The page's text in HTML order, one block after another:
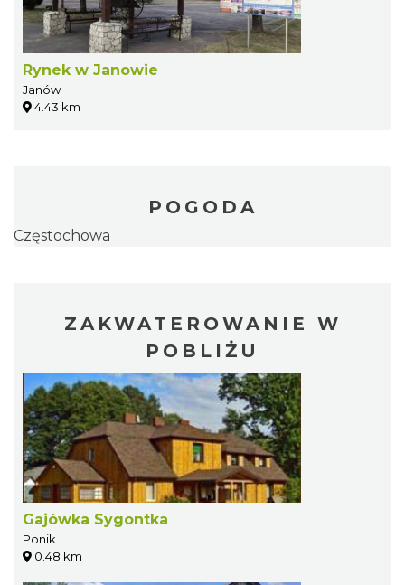
Rynek w Janowie
Janów
4.43 km
POGODA
Częstochowa
ZAKWATEROWANIE W
POBLIŻU
Gajówka Sygontka
Ponik
0.48 km